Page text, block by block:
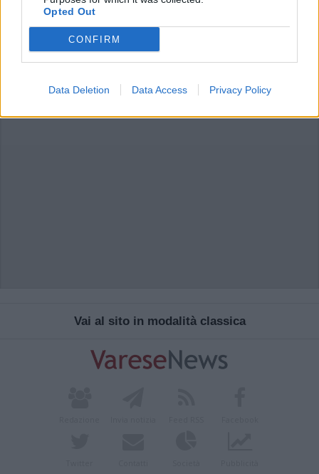
Opted Out
CONFIRM
Data Deletion Data Access Privacy Policy
commento esprime il pensiero dell'autore e non rappresenta la linea editoriale
di VareseNews.it, che rimane autonoma e indipendente. I messaggi inclusi nei
possono essere automaticamente pubblicati senza filtro preventivo. I commenti
che includano uno o più link a siti esterni verranno rimossi in automatico dal
sistema.
Vai al sito in modalità classica